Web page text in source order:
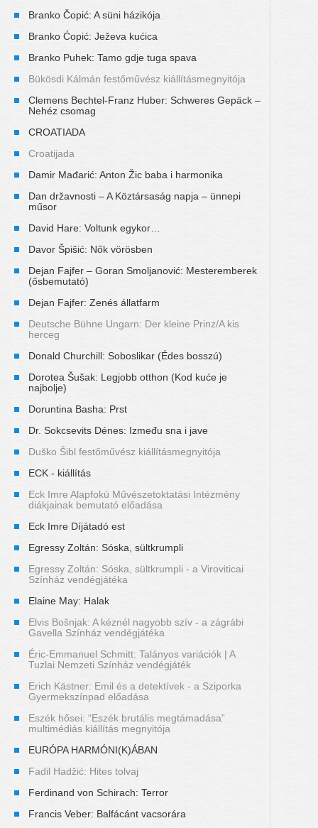
Branko Čopić: A süni házikója
Branko Ćopić: Ježeva kućica
Branko Puhek: Tamo gdje tuga spava
Bükösdi Kálmán festőművész kiállításmegnyitója
Clemens Bechtel-Franz Huber: Schweres Gepäck –
Nehéz csomag
CROATIADA
Croatijada
Damir Mađarić: Anton Žic baba i harmonika
Dan državnosti – A Köztársaság napja – ünnepi
műsor
David Hare: Voltunk egykor…
Davor Špišić: Nők vörösben
Dejan Fajfer – Goran Smoljanović: Mesteremberek
(ősbemutató)
Dejan Fajfer: Zenés állatfarm
Deutsche Bühne Ungarn: Der kleine Prinz/A kis
herceg
Donald Churchill: Soboslikar (Édes bosszú)
Dorotea Šušak: Legjobb otthon (Kod kuće je
najbolje)
Doruntina Basha: Prst
Dr. Sokcsevits Dénes: Između sna i jave
Duško Šibl festőművész kiállításmegnyitója
ECK - kiállítás
Eck Imre Alapfokú Művészetoktatási Intézmény
diákjainak bemutató előadása
Eck Imre Díjátadó est
Egressy Zoltán: Sóska, sültkrumpli
Egressy Zoltán: Sóska, sültkrumpli - a Viroviticai
Színház vendégjátéka
Elaine May: Halak
Elvis Bošnjak: A kéznél nagyobb szív - a zágrábi
Gavella Színház vendégjátéka
Éric-Emmanuel Schmitt: Talányos variációk | A
Tuzlai Nemzeti Színház vendégjáték
Erich Kästner: Emil és a detektívek - a Sziporka
Gyermekszínpad előadása
Eszék hősei: “Eszék brutális megtámadása”
multimédiás kiállítás megnyitója
EURÓPA HARMÓNI(K)ÁBAN
Fadil Hadžić: Hites tolvaj
Ferdinand von Schirach: Terror
Francis Veber: Balfácánt vacsorára